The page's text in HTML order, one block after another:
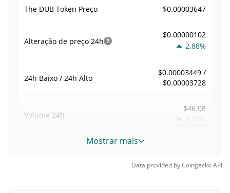
The DUB Token Preço $0.00003647
Alteração de preço 24h
$0.00000102
2.88%
24h Baixo / 24h Alto
$0.00003449 /
$0.00003728
Volume 24h
$46.08
0.00%
Volume / Limite de
Mostrar mais
Data provided byCoingeckoAPI